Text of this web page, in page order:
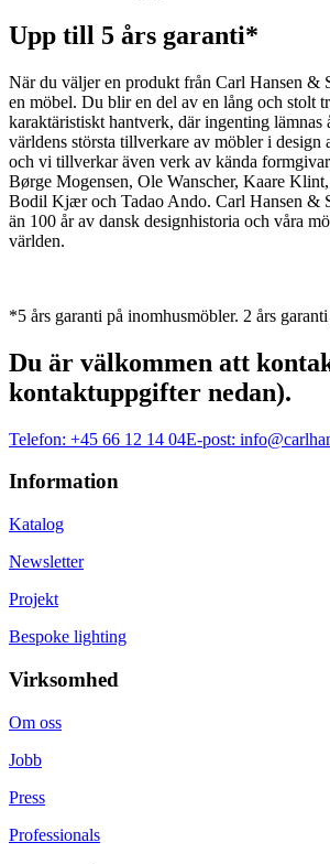
Upp till 5 års garanti*
När du väljer en produkt från Carl Hansen &
en möbel. Du blir en del av en lång och stolt
karaktäristiskt hantverk, där ingenting lämnas
världens största tillverkare av möbler i design
och vi tillverkar även verk av kända
Børge Mogensen, Ole Wanscher, Kaare
Bodil Kjær och Tadao Ando. Carl Hansen &
än 100 år av dansk designhistoria och våra
världen.
*5 års garanti på inomhusmöbler. 2 års
Du är välkommen att
kontaktuppgifter nedan).
Telefon: +45 66 12 14 04E-post:
Information
Katalog
Newsletter
Projekt
Bespoke lighting
Virksomhed
Om oss
Jobb
Press
Professionals